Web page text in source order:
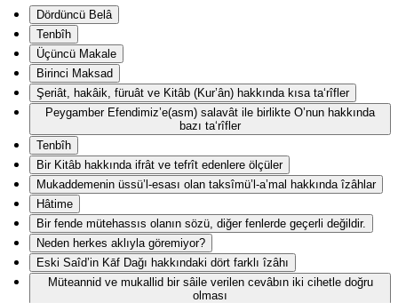
Dördüncü Belâ
Tenbîh
Üçüncü Makale
Birinci Maksad
Şeriât, hakâik, füruât ve Kitâb (Kur’ân) hakkında kısa ta‘rîfler
Peygamber Efendimiz’e(asm) salavât ile birlikte O’nun hakkında
bazı ta‘rîfler
Tenbîh
Bir Kitâb hakkında ifrât ve tefrît edenlere ölçüler
Mukaddemenin üssü’l-esası olan taksîmü’l-a’mal hakkında îzâhlar
Hâtime
Bir fende mütehassıs olanın sözü, diğer fenlerde geçerli değildir.
Neden herkes aklıyla göremiyor?
Eski Saîd’in Kāf Dağı hakkındaki dört farklı îzâhı
Müteannid ve mukallid bir sâile verilen cevâbın iki cihetle doğru
olması